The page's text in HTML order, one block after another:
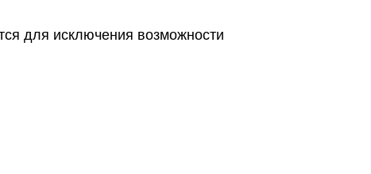
для исключения возможности